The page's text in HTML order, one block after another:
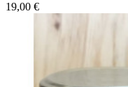
19,00 €